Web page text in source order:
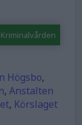
Högsbo,
, Anstalten
, Körslaget